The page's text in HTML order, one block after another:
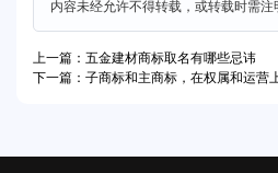
内容未经允许不得转载，或转载时需注
上一篇：五金建材商标取名有哪些忌讳
下一篇：子商标和主商标，在权属和运营